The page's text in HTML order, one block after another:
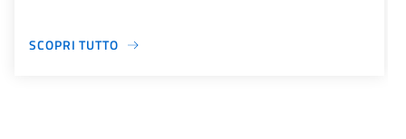
SCOPRI TUTTO